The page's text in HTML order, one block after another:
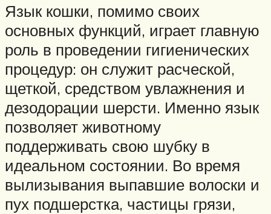
Язык кошки, помимо своих
основных функций, играет главную
роль в проведении гигиенических
процедур: он служит расческой,
щеткой, средством увлажнения и
дезодорации шерсти. Именно язык
позволяет животному
поддерживать свою шубку в
идеальном состоянии. Во время
вылизывания выпавшие волоски и
пух подшерстка, частицы грязи,